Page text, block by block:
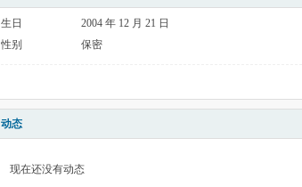
生日
2004 年 12 月 21 日
性别
保密
动态
现在还没有动态